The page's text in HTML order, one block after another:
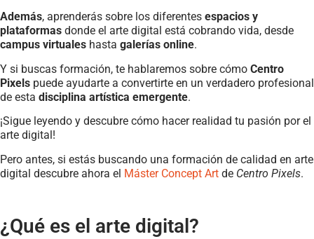
Además, aprenderás sobre los diferentes espacios y
plataformas donde el arte digital está cobrando vida, desde
campus virtuales hasta galerías online.
Y si buscas formación, te hablaremos sobre cómo Centro
Pixels puede ayudarte a convertirte en un verdadero profesional
de esta disciplina artística emergente.
¡Sigue leyendo y descubre cómo hacer realidad tu pasión por el
arte digital!
Pero antes, si estás buscando una formación de calidad en arte
digital descubre ahora el Máster Concept Art de Centro Pixels.
¿Qué es el arte digital?